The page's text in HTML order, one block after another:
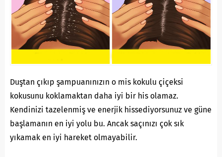
Duştan çıkıp şampuanınızın o mis kokulu çiçeksi
kokusunu koklamaktan daha iyi bir his olamaz.
Kendinizi tazelenmiş ve enerjik hissediyorsunuz ve güne
başlamanın en iyi yolu bu. Ancak saçınızı çok sık
yıkamak en iyi hareket olmayabilir.